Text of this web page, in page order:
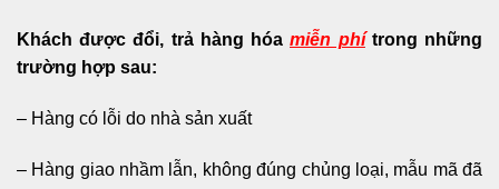
Khách được đổi, trả hàng hóamiễn phítrong những
trường hợp sau:
– Hàng có lỗi do nhà sản xuất
– Hàng giao nhầm lẫn, không đúng chủng loại, mẫu mã đã